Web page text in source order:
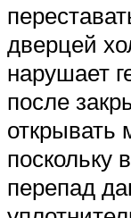
дверцей
нарушает
после
открывать
поскольку
перепад